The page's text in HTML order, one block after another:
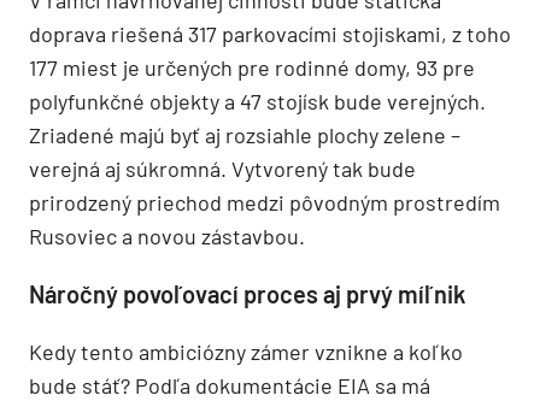
doprava riešená 317 parkovacími stojiskami, z toho
177 miest je určených pre rodinné domy, 93 pre
polyfunkčné objekty a 47 stojísk bude verejných.
Zriadené majú byť aj rozsiahle plochy zelene –
verejná aj súkromná. Vytvorený tak bude
prirodzený priechod medzi pôvodným prostredím
Rusoviec a novou zástavbou.
Náročný povoľovací proces aj prvý míľnik
Kedy tento ambiciózny zámer vznikne a koľko
bude stáť? Podľa dokumentácie EIA sa má